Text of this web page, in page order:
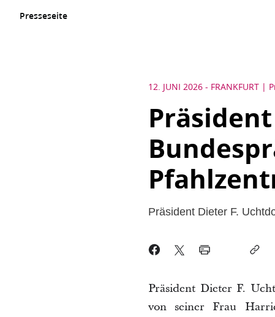
Presseseite
12. JUNI 2026 - FRANKFURT
Präsident Dieter F.
Präsident Dieter F.
von seiner Frau